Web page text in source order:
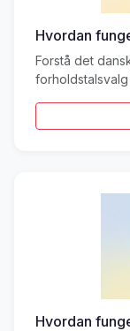
Hvordan
Forstå det
Hvordan